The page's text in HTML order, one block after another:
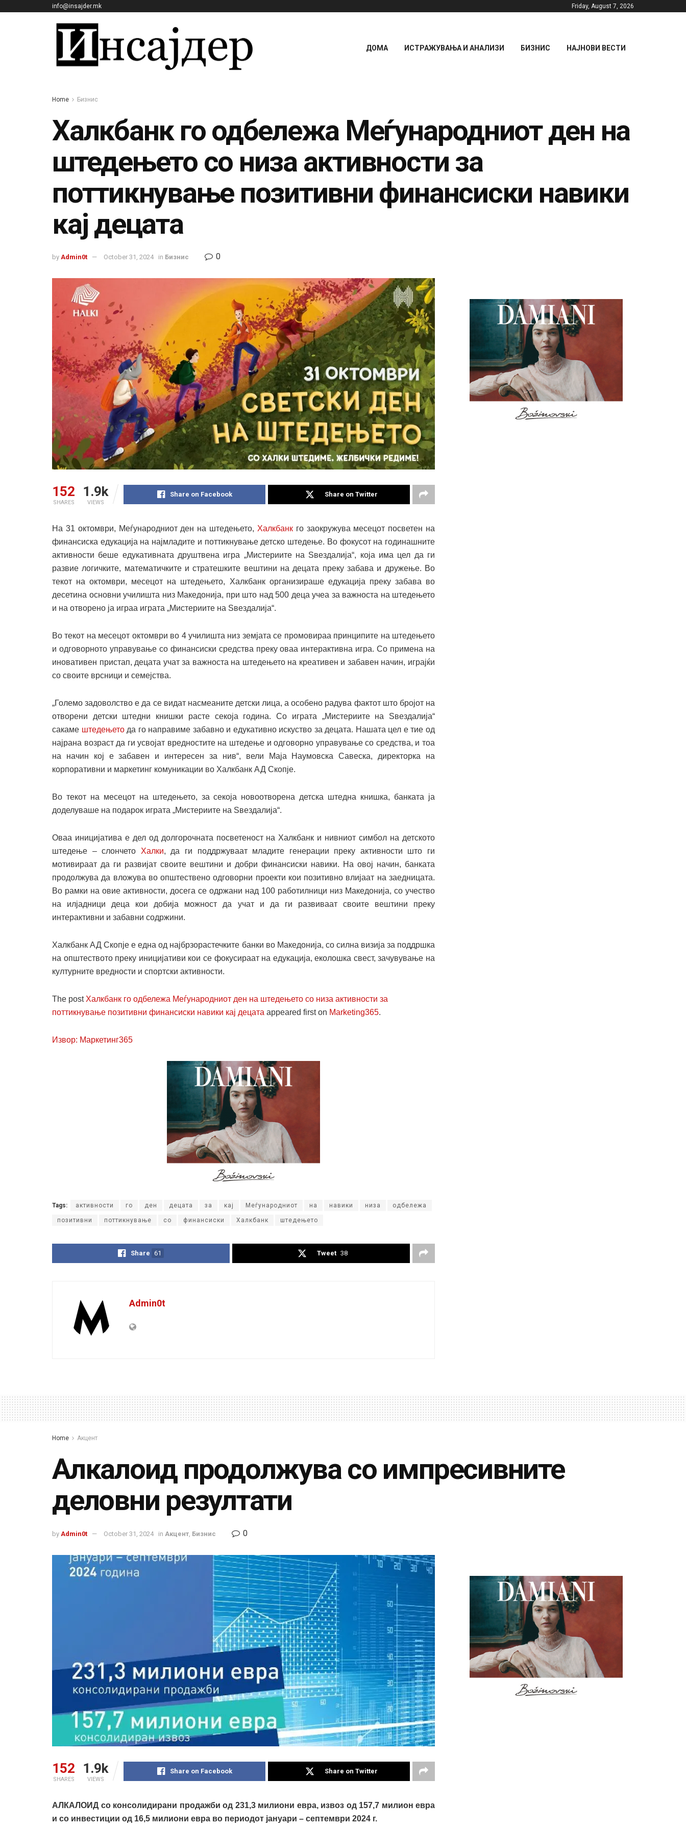
info@insajder.mk Friday, August 7, 2026
ДОМА ИСТРАЖУВАЊА И АНАЛИЗИ БИЗНИС НАЈНОВИ ВЕСТИ
Home Бизнис
Халкбанк го одбележа Меѓународниот ден на
штедењето со низа активности за
поттикнување позитивни финансиски навики
кај децата
by Admin0t October 31, 2024 in Бизнис 0
152
SHARES
1.9k
VIEWS
Share on Facebook Share on Twitter
На 31 октомври, Меѓународниот ден на штедењето, Халкбанкго заокружува месецот посветен на
финансиска едукација на најмладите и поттикнување детско штедење. Во фокусот на годинашните
активности беше едукативната друштвена игра „Мистериите на Ѕвездалија“, која има цел да ги
развие логичките, математичките и стратешките вештини на децата преку забава и дружење. Во
текот на октомври, месецот на штедењето, Халкбанк организираше едукација преку забава во
десетина основни училишта низ Македонија, при што над 500 деца учеа за важноста на штедењето
и на отворено ја играа играта „Мистериите на Ѕвездалија“.
Во текот на месецот октомври во 4 училишта низ земјата се промовираа принципите на штедењето
и одговорното управување со финансиски средства преку оваа интерактивна игра. Со примена на
иновативен пристап, децата учат за важноста на штедењето на креативен и забавен начин, играјќи
со своите врсници и семејства.
„Големо задоволство е да се видат насмеаните детски лица, а особено радува фактот што бројот на
отворени детски штедни книшки расте секоја година. Со играта „Мистериите на Ѕвездалија“
сакаме штедењетода го направиме забавно и едукативно искуство за децата. Нашата цел е тие од
најрана возраст да ги усвојат вредностите на штедење и одговорно управување со средства, и тоа
на начин кој е забавен и интересен за нив“, вели Маја Наумовска Савеска, директорка на
корпоративни и маркетинг комуникации во Халкбанк АД Скопје.
Во текот на месецот на штедењето, за секоја новоотворена детска штедна книшка, банката ја
доделуваше на подарок играта „Мистериите на Ѕвездалија“.
Оваа иницијатива е дел од долгорочната посветеност на Халкбанк и нивниот симбол на детското
штедење – слончето Халки, да ги поддржуваат младите генерации преку активности што ги
мотивираат да ги развијат своите вештини и добри финансиски навики. На овој начин, банката
продолжува да вложува во општествено одговорни проекти кои позитивно влијаат на заедницата.
Во рамки на овие активности, досега се одржани над 100 работилници низ Македонија, со учество
на илјадници деца кои добија можност да учат и да ги развиваат своите вештини преку
интерактивни и забавни содржини.
Халкбанк АД Скопје е една од најбрзорастечките банки во Македонија, со силна визија за поддршка
на општеството преку иницијативи кои се фокусираат на едукација, еколошка свест, зачувување на
културните вредности и спортски активности.
The post Халкбанк го одбележа Меѓународниот ден на штедењето со низа активности за
поттикнување позитивни финансиски навики кај децата appeared first on Marketing365.
Извор: Маркетинг365
Tags: активности го ден децата за кај Меѓународниот на навики низа одбележа
позитивни поттикнување со финансиски Халкбанк штедењето
Share 61 Tweet 38
Admin0t
Home Акцент
Алкалоид продолжува со импресивните
деловни резултати
by Admin0t October 31, 2024 in Акцент Бизнис 0
152
SHARES
1.9k
VIEWS
Share on Facebook Share on Twitter
АЛКАЛОИД со консолидирани продажби од 231,3 милиони евра, извоз од 157,7 милион евра
и со инвестиции од 16,5 милиони евра во периодот јануари – септември 2024 г.